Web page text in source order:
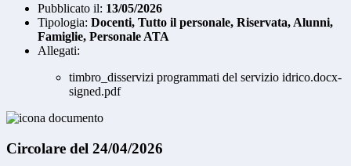
Pubblicato il: 13/05/2026
Tipologia: Docenti, Tutto il personale, Riservata, Alunni,
Famiglie, Personale ATA
Allegati:
timbro_disservizi programmati del servizio idrico.docx-
signed.pdf
Circolare del 24/04/2026